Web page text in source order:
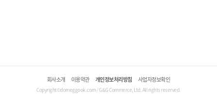
회사소개 이용약관 개인정보처리방침 사업자정보확인
Copyright©domeggook.com / G&G Commerce, Ltd. All rights reserved.